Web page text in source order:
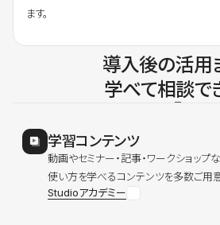
ます。
導入後の活用
学べて相談で
学習コンテンツ
動画やセミナー・記事・ワークショップな
使い方を学べるコンテンツを多数ご用意
Studioアカデミー